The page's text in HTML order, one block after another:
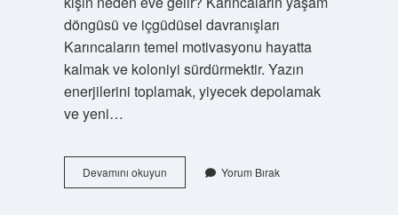
döngüsü ve içgüdüsel davranışları
Karıncaların temel motivasyonu hayatta
kalmak ve koloniyi sürdürmektir. Yazın
enerjilerini toplamak, yiyecek depolamak
ve yeni…
Devamını okuyunKarıncalar
kışın
Yorum Bırak